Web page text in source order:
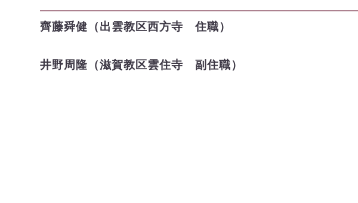
齊藤舜健（出雲教区西方寺 住職）
井野周隆（滋賀教区雲住寺 副住職）